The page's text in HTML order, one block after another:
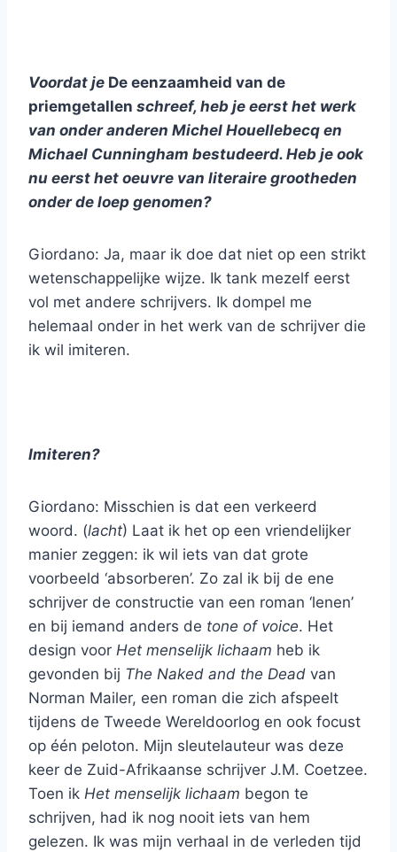
Voordat je De eenzaamheid van de
priemgetallen schreef, heb je eerst het werk
van onder anderen Michel Houellebecq en
Michael Cunningham bestudeerd. Heb je ook
nu eerst het oeuvre van literaire grootheden
onder de loep genomen?
Giordano: Ja, maar ik doe dat niet op een strikt
wetenschappelijke wijze. Ik tank mezelf eerst
vol met andere schrijvers. Ik dompel me
helemaal onder in het werk van de schrijver die
ik wil imiteren.
Imiteren?
Giordano: Misschien is dat een verkeerd
woord. (lacht) Laat ik het op een vriendelijker
manier zeggen: ik wil iets van dat grote
voorbeeld ‘absorberen’. Zo zal ik bij de ene
schrijver de constructie van een roman ‘lenen’
en bij iemand anders de tone of voice. Het
design voor Het menselijk lichaam heb ik
gevonden bij The Naked and the Dead van
Norman Mailer, een roman die zich afspeelt
tijdens de Tweede Wereldoorlog en ook focust
op één peloton. Mijn sleutelauteur was deze
keer de Zuid-Afrikaanse schrijver J.M. Coetzee.
Toen ik Het menselijk lichaam begon te
schrijven, had ik nog nooit iets van hem
gelezen. Ik was mijn verhaal in de verleden tijd